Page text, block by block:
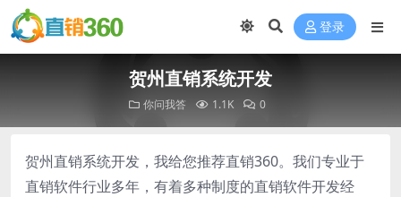
登录
贺州直销系统开发
你问我答 1.1K 0
贺州直销系统开发，我给您推荐直销360。我们专业于
直销软件行业多年，有着多种制度的直销软件开发经